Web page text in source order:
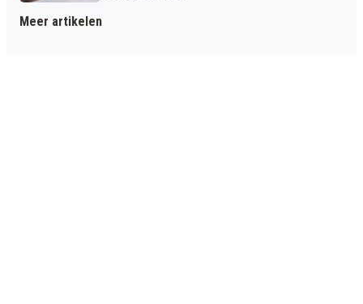
Meer artikelen